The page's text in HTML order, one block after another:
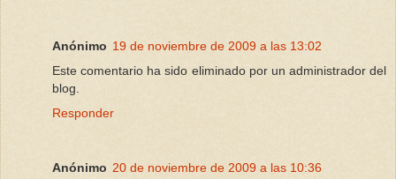
Anónimo 19 de noviembre de 2009 a las 13:02
Este comentario ha sido eliminado por un administrador del
blog.
Responder
Anónimo 20 de noviembre de 2009 a las 10:36